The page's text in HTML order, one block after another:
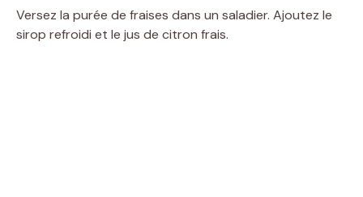
Versez la purée de fraises dans un saladier. Ajoutez le
sirop refroidi et le jus de citron frais.